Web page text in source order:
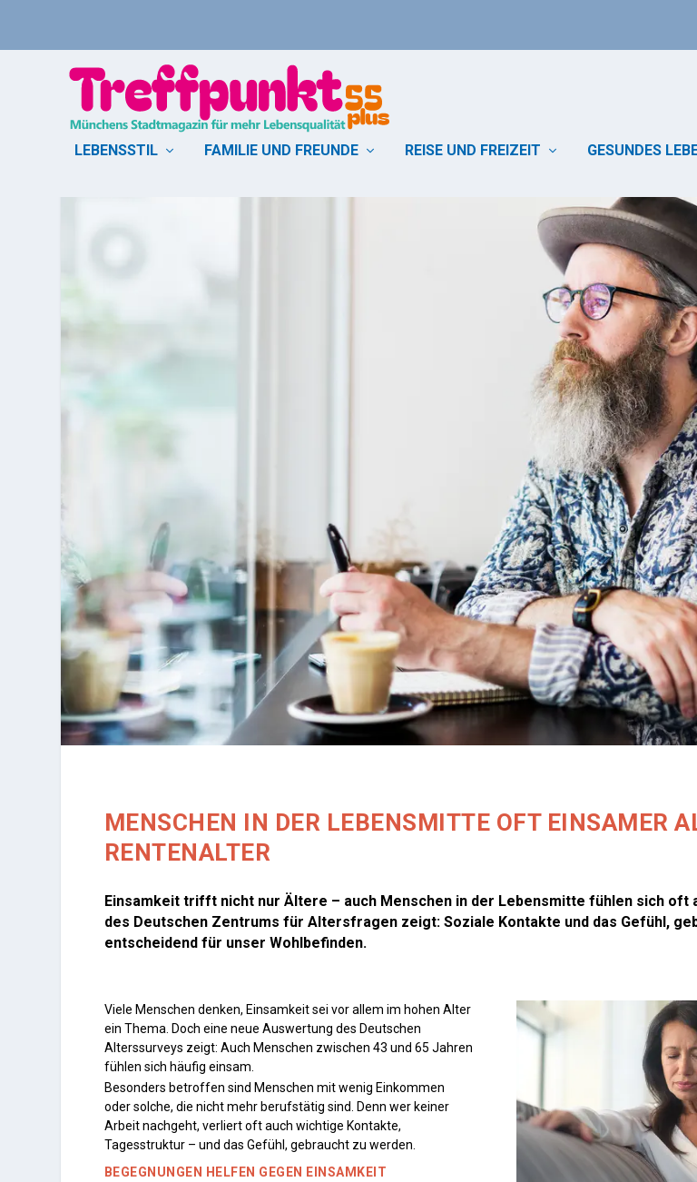
LEBENSSTIL FAMILIE UND FREUNDE REISE UND FREIZEIT GESUNDES
MENSCHEN IN DER LEBENSMITTE OFT EINSAMER
RENTENALTER
Einsamkeit trifft nicht nur Ältere – auch Menschen in der Lebensmitte fühlen sich oft
des Deutschen Zentrums für Altersfragen zeigt: Soziale Kontakte und das Gefühl,
entscheidend für unser Wohlbefinden.
Viele Menschen denken, Einsamkeit sei vor allem im hohen Alter
ein Thema. Doch eine neue Auswertung des Deutschen
Alterssurveys zeigt: Auch Menschen zwischen 43 und 65 Jahren
fühlen sich häufig einsam.
Besonders betroffen sind Menschen mit wenig Einkommen
oder solche, die nicht mehr berufstätig sind. Denn wer keiner
Arbeit nachgeht, verliert oft auch wichtige Kontakte,
Tagesstruktur – und das Gefühl, gebraucht zu werden.
BEGEGNUNGEN HELFEN GEGEN EINSAMKEIT